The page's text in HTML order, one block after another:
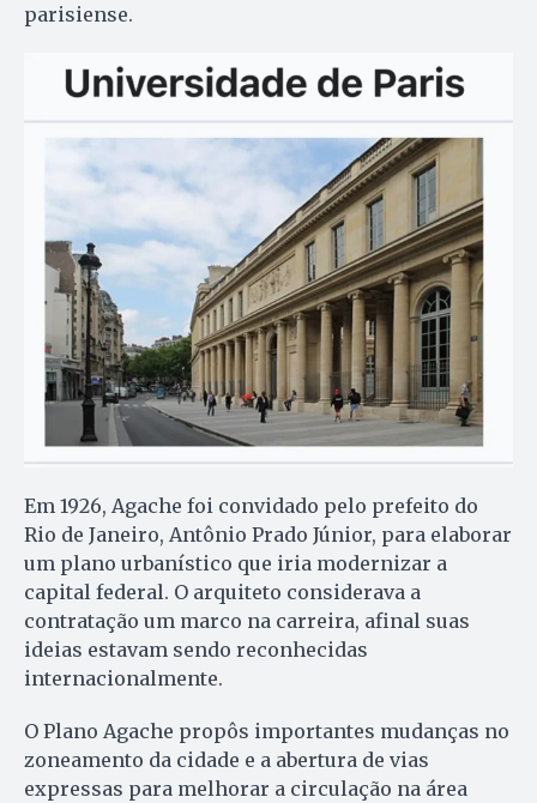
parisiense.
Em 1926, Agache foi convidado pelo prefeito do
Rio de Janeiro, Antônio Prado Júnior, para elaborar
um plano urbanístico que iria modernizar a
capital federal. O arquiteto considerava a
contratação um marco na carreira, afinal suas
ideias estavam sendo reconhecidas
internacionalmente.
O Plano Agache propôs importantes mudanças no
zoneamento da cidade e a abertura de vias
expressas para melhorar a circulação na área